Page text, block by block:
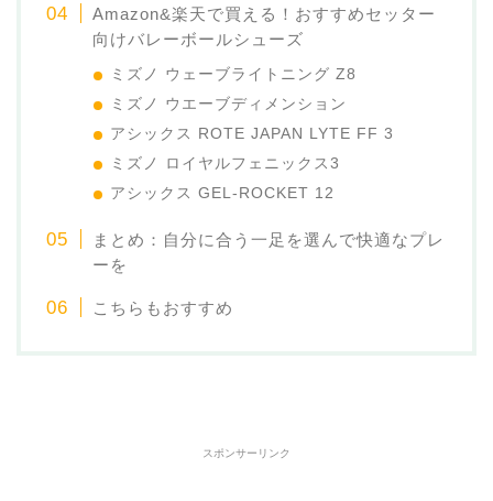
Amazon&楽天で買える！おすすめセッター
向けバレーボールシューズ
ミズノ ウェーブライトニング Z8
ミズノ ウエーブディメンション
アシックス ROTE JAPAN LYTE FF 3
ミズノ ロイヤルフェニックス3
アシックス GEL‑ROCKET 12
まとめ：自分に合う一足を選んで快適なプレ
ーを
こちらもおすすめ
スポンサーリンク